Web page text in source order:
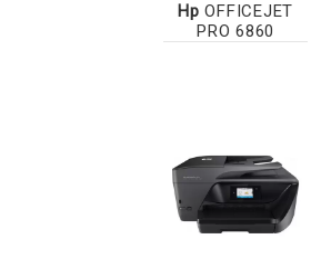
Hp OFFICEJET
PRO 6860